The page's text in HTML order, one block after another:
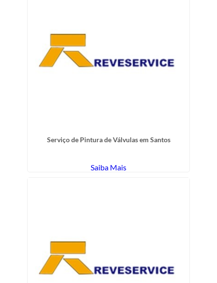
Serviço de Pintura de Válvulas em Santos
Saiba Mais